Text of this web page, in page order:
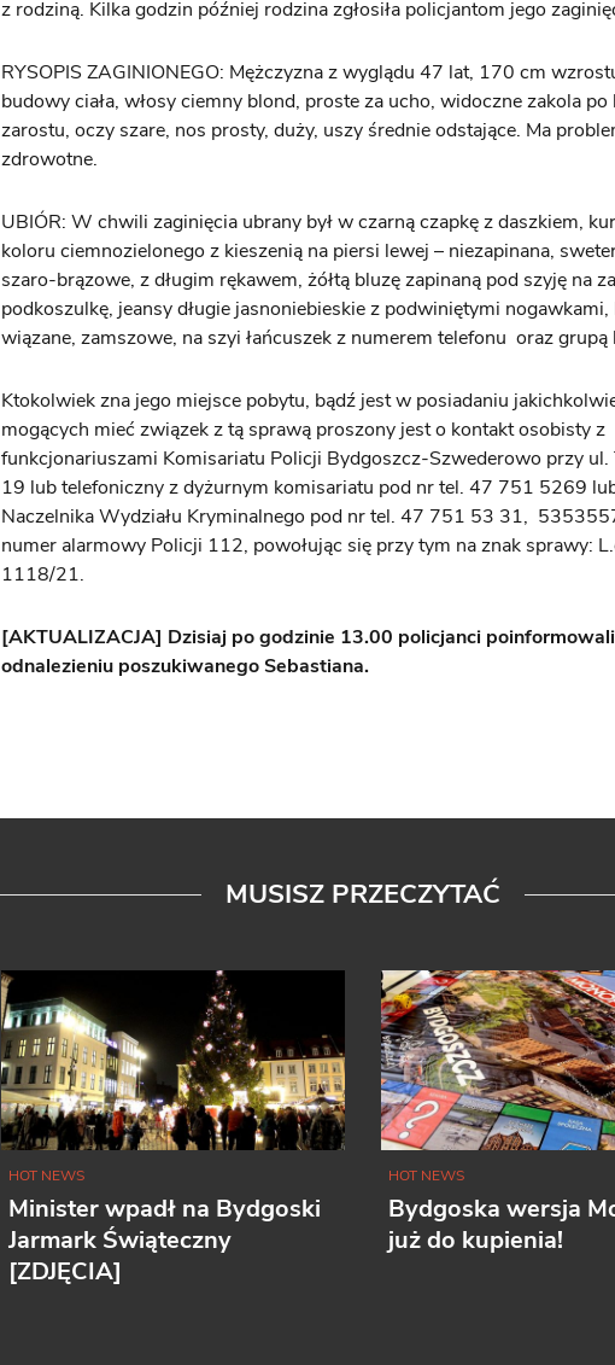
z rodziną. Kilka godzin później rodzina zgłosiła policjantom jego
RYSOPIS ZAGINIONEGO: Mężczyzna z wyglądu 47 lat, 170 cm
budowy ciała, włosy ciemny blond, proste za ucho, widoczne zakola po
zarostu, oczy szare, nos prosty, duży, uszy średnie odstające. Ma
zdrowotne.
UBIÓR: W chwili zaginięcia ubrany był w czarną czapkę z daszkiem,
koloru ciemnozielonego z kieszenią na piersi lewej – niezapinana,
szaro-brązowe, z długim rękawem, żółtą bluzę zapinaną pod szyję na
podkoszulkę, jeansy długie jasnoniebieskie z podwiniętymi
wiązane, zamszowe, na szyi łańcuszek z numerem telefonu oraz grupą
Ktokolwiek zna jego miejsce pobytu, bądź jest w posiadaniu
mogących mieć związek z tą sprawą proszony jest o kontakt osobisty z
funkcjonariuszami Komisariatu Policji Bydgoszcz-Szwederowo przy ul.
19 lub telefoniczny z dyżurnym komisariatu pod nr tel. 47 751 5269
Naczelnika Wydziału Kryminalnego pod nr tel. 47 751 53 31,
numer alarmowy Policji 112, powołując się przy tym na znak sprawy:
1118/21.
[AKTUALIZACJA] Dzisiaj po godzinie 13.00 policjanci
odnalezieniu poszukiwanego Sebastiana.
MUSISZ PRZECZYTAĆ
HOT NEWS
Minister wpadł na Bydgoski
Jarmark Świąteczny
[ZDJĘCIA]
HOT NEWS
Bydgoska wersja
już do kupienia!